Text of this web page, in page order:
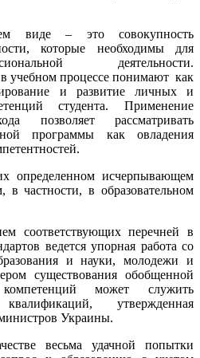
виде – это совокупность
которые необходимы для
деятельности.
учебном процессе понимают как
и развитие личных и
студента. Применение
позволяет рассматривать
программы как овладения
определенном исчерпывающем
в частности, в образовательном
соответствующих перечней в
ведется упорная работа со
и науки, молодежи и
существования обобщенной
может служить
утвержденная
Украины.
весьма удачной попытки